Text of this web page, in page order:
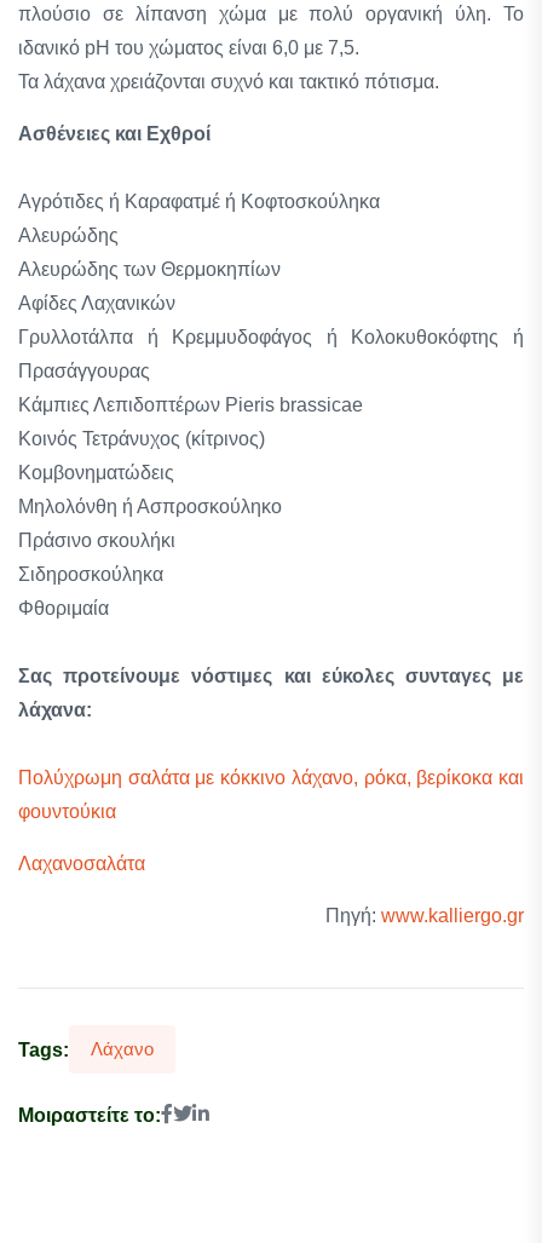
πλούσιο σε λίπανση χώμα με πολύ οργανική ύλη. Το
ιδανικό pH του χώματος είναι 6,0 με 7,5.
Τα λάχανα χρειάζονται συχνό και τακτικό πότισμα.
Ασθένειες και Εχθροί
Αγρότιδες ή Καραφατμέ ή Κοφτοσκούληκα
Αλευρώδης
Αλευρώδης των Θερμοκηπίων
Αφίδες Λαχανικών
Γρυλλοτάλπα ή Κρεμμυδοφάγος ή Κολοκυθοκόφτης ή
Πρασάγγουρας
Κάμπιες Λεπιδοπτέρων Pieris brassicae
Κοινός Τετράνυχος (κίτρινος)
Κομβονηματώδεις
Μηλολόνθη ή Ασπροσκούληκο
Πράσινο σκουλήκι
Σιδηροσκούληκα
Φθοριμαία
Σας προτείνουμε νόστιμες και εύκολες συνταγες με
λάχανα:
Πολύχρωμη σαλάτα με κόκκινο λάχανο, ρόκα, βερίκοκα και
φουντούκια
Λαχανοσαλάτα
Πηγή: www.kalliergo.gr
Tags: Λάχανο
Μοιραστείτε το: